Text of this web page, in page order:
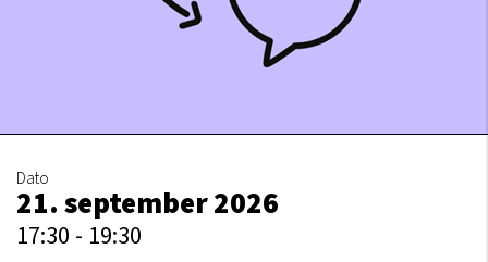
Dato
21. september 2026
17:30 - 19:30